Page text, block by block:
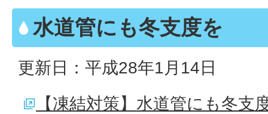
水道管にも冬支度を
更新日：平成28年1月14日
【凍結対策】水道管にも冬支